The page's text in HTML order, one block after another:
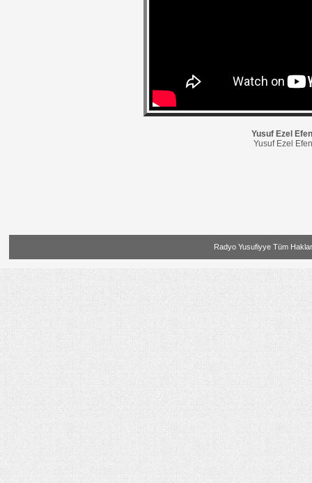
Yusuf Ezel
Yusuf Ezel
Radyo Yusufiyye Tüm